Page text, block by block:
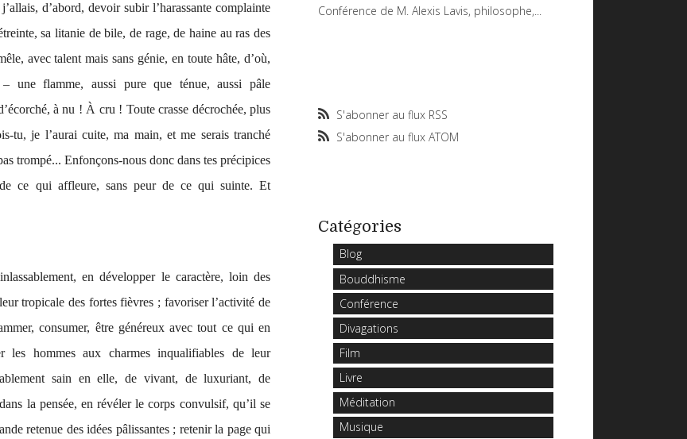
d’abord, devoir subir l’harassante complainte
sa litanie de bile, de rage, de haine au ras des
avec talent mais sans génie, en toute hâte, d’où,
– une flamme, aussi pure que ténue, aussi pâle
à nu ! À cru ! Toute crasse décrochée, plus
tu, je l’aurai cuite, ma main, et me serais tranché
trompé... Enfonçons-nous donc dans tes précipices
ce qui affleure, sans peur de ce qui suinte. Et
en développer le caractère, loin des
tropicale des fortes fièvres ; favoriser l’activité de
consumer, être généreux avec tout ce qui en
les hommes aux charmes inqualifiables de leur
sain en elle, de vivant, de luxuriant, de
la pensée, en révéler le corps convulsif, qu’il se
retenue des idées pâlissantes ; retenir la page qui
Conférence de M. Alexis Lavis, philosophe,...
S'abonner au flux RSS
S'abonner au flux ATOM
Catégories
Blog
Bouddhisme
Conférence
Divagations
Film
Livre
Méditation
Musique